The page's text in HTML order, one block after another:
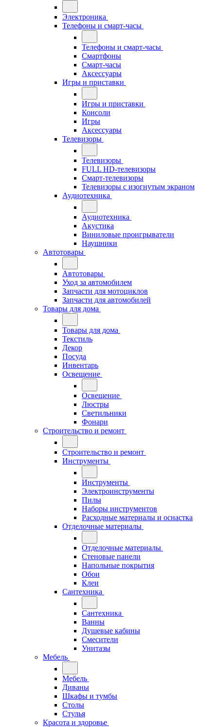
Электроника
Телефоны и смарт-часы
Телефоны и смарт-часы
Смартфоны
Смарт-часы
Аксессуары
Игры и приставки
Игры и приставки
Консоли
Игры
Аксессуары
Телевизоры
Телевизоры
FULL HD-телевизоры
Смарт-телевизоры
Телевизоры с изогнутым экраном
Аудиотехника
Аудиотехника
Акустика
Виниловые проигрыватели
Наушники
Автотовары
Автотовары
Уход за автомобилем
Запчасти для мотоциклов
Запчасти для автомобилей
Товары для дома
Товары для дома
Текстиль
Декор
Посуда
Инвентарь
Освещение
Освещение
Люстры
Светильники
Фонари
Строительство и ремонт
Строительство и ремонт
Инструменты
Инструменты
Электроинструменты
Пилы
Наборы инструментов
Расходные материалы и оснастка
Отделочные материалы
Отделочные материалы
Стеновые панели
Напольные покрытия
Обои
Клеи
Сантехника
Сантехника
Ванны
Душевые кабины
Смесители
Унитазы
Мебель
Мебель
Диваны
Шкафы и тумбы
Столы
Стулья
Красота и здоровье